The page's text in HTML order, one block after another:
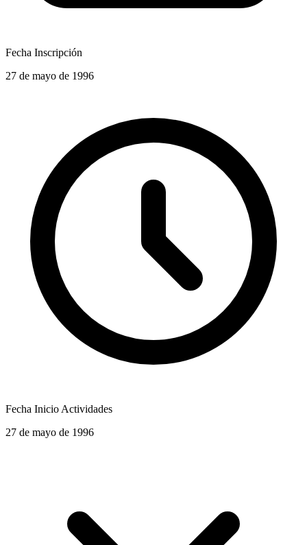
Fecha Inscripción
27 de mayo de 1996
Fecha Inicio Actividades
27 de mayo de 1996